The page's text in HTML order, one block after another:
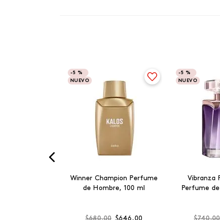
-5 %
NUEVO
Winner Champion Perfume
de Hombre, 100 ml
-5 %
NUEVO
Vibranza
Perfume